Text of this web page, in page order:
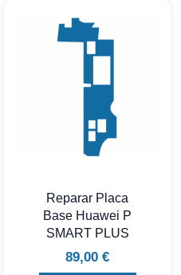
Reparar Placa
Base Huawei P
SMART PLUS
89,00 €